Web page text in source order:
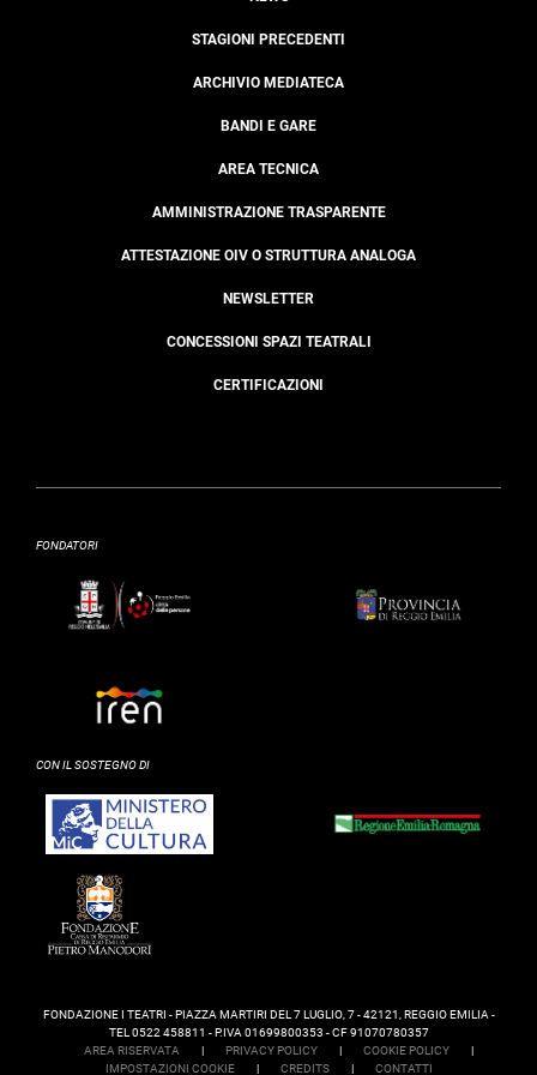
STAGIONI PRECEDENTI
ARCHIVIO MEDIATECA
BANDI E GARE
AREA TECNICA
AMMINISTRAZIONE TRASPARENTE
ATTESTAZIONE OIV O STRUTTURA ANALOGA
NEWSLETTER
CONCESSIONI SPAZI TEATRALI
CERTIFICAZIONI
FONDATORI
CON IL SOSTEGNO DI
FONDAZIONE I TEATRI - PIAZZA MARTIRI DEL 7 LUGLIO, 7 - 42121, REGGIO EMILIA -
TEL 0522 458811 - P.IVA 01699800353 - CF 91070780357
AREA RISERVATA
| PRIVACY POLICY | COOKIE POLICY
|
IMPOSTAZIONI COOKIE
| CREDITS | CONTATTI